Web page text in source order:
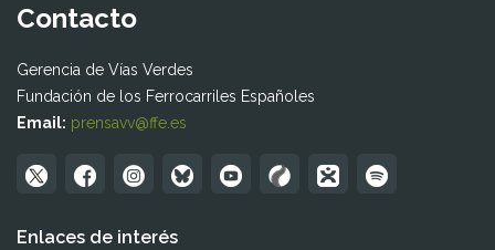
Contacto
Gerencia de Vías Verdes
Fundación de los Ferrocarriles Españoles
Email: prensavv@ffe.es
Enlaces de interés